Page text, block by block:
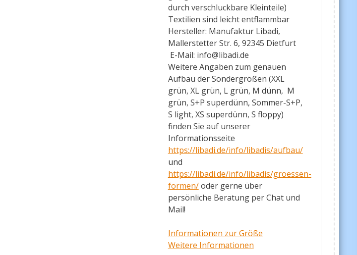
durch verschluckbare Kleinteile)
Textilien sind leicht entflammbar
Hersteller: Manufaktur Libadi,
Mallerstetter Str. 6, 92345 Dietfurt
E-Mail: info@libadi.de
Weitere Angaben zum genauen
Aufbau der Sondergrößen (XXL
grün, XL grün, L grün, M dünn, M
grün, S+P superdünn, Sommer-S+P,
S light, XS superdünn, S floppy)
finden Sie auf unserer
Informationsseite
https://libadi.de/info/libadis/aufbau/
und
https://libadi.de/info/libadis/groessen-
formen/oder gerne über
persönliche Beratung per Chat und
Mail!
Informationen zur Größe
Weitere Informationen